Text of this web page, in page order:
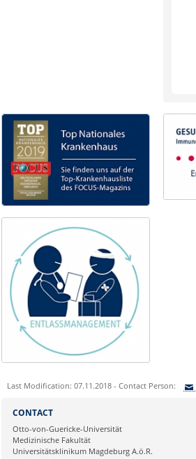
Last Modification: 07.11.2018 - Contact Person:
Ihre E-Mailadresse:
Ihr Anliegen:
CONTACT
Otto-von-Guericke-Universität
Medizinische Fakultät
Universitätsklinikum Magdeburg A.ö.R.